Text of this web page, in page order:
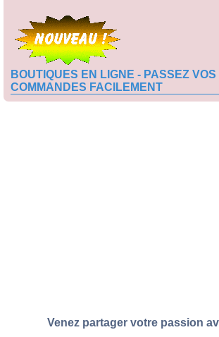
BOUTIQUES EN LIGNE - PASSEZ VOS
COMMANDES FACILEMENT
Venez partager votre passion